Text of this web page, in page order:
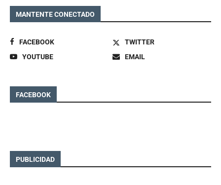
MANTENTE CONECTADO
FACEBOOK
TWITTER
YOUTUBE
EMAIL
FACEBOOK
PUBLICIDAD